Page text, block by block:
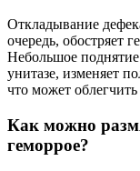
Откладывание
очередь, обостряет
Небольшое
унитазе, изменяет
что может
Как можно
геморрое?